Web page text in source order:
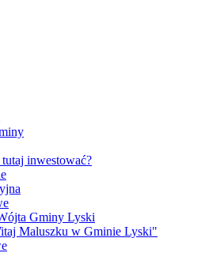
inwestować?
Gminy Lyski
Maluszku w Gminie Lyski"